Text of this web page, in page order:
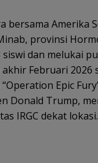
bersama Amerika
provinsi
siswi dan melukai
Februari
Epic
Donald Trump,
IRGC dekat lokasi.